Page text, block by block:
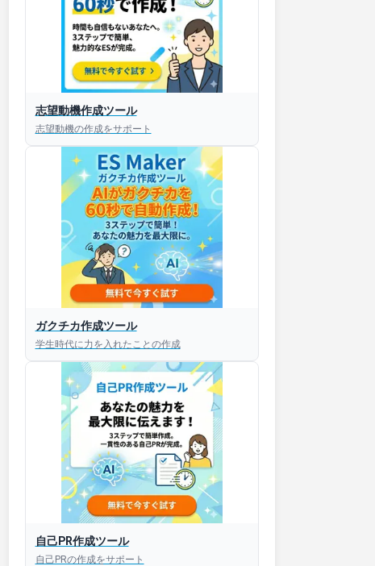
今すぐESを
してほしい！
接対策アプリ【無料】
内にあなたのESを添削
内にあなただけのESを
話して面接練習ができ
iOS版はこちら
志望動機作成ツール
志望動機の作成をサポート
ガクチカ作成ツール
学生時代に力を入れたことの作成
自己PR作成ツール
自己PRの作成をサポート